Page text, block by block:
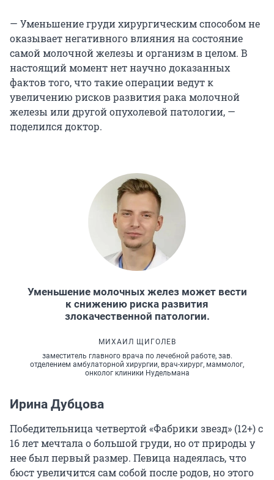
— Уменьшение груди хирургическим способом не
оказывает негативного влияния на состояние
самой молочной железы и организм в целом. В
настоящий момент нет научно доказанных
фактов того, что такие операции ведут к
увеличению рисков развития рака молочной
железы или другой опухолевой патологии, —
поделился доктор.
Уменьшение молочных желез может вести
к снижению риска развития
злокачественной патологии.
МИХАИЛ ЩИГОЛЕВ
заместитель главного врача по лечебной работе, зав.
отделением амбулаторной хирургии, врач-хирург, маммолог,
онколог клиники Нудельмана
Ирина Дубцова
Победительница четвертой «Фабрики звезд» (12+) с
16 лет мечтала о большой груди, но от природы у
нее был первый размер. Певица надеялась, что
бюст увеличится сам собой после родов, но этого